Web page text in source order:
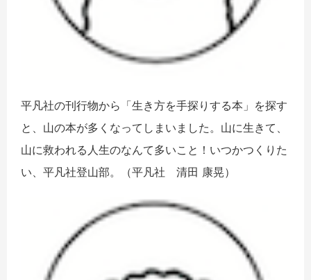
平凡社の刊行物から「生き方を手探りする本」を探す
と、山の本が多くなってしまいました。山に生きて、
山に救われる人生のなんて多いこと！いつかつくりた
い、平凡社登山部。（平凡社 清田 康晃）